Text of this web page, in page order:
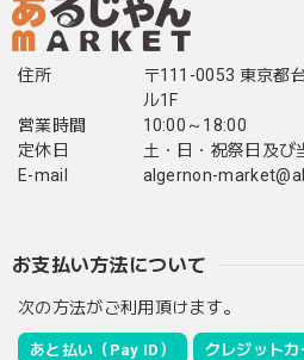
住所
〒111-0053 東京都
ル1F
営業時間
10:00～18:00
定休日
土・日・祝祭日及び
E-mail
algernon-
お支払い方法について
次の方法がご利用頂けます。
あと払い（Pay ID） クレジットカ